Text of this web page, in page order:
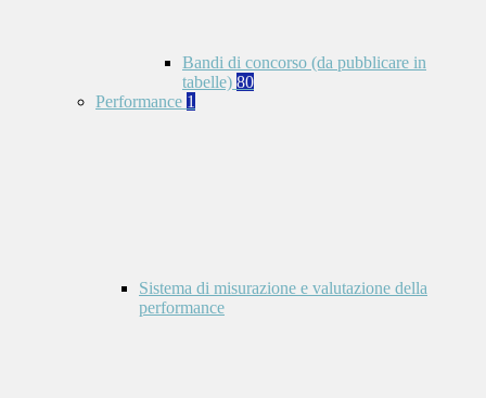
Bandi di concorso (da pubblicare in
tabelle) 80
Performance 1
Sistema di misurazione e valutazione della
performance